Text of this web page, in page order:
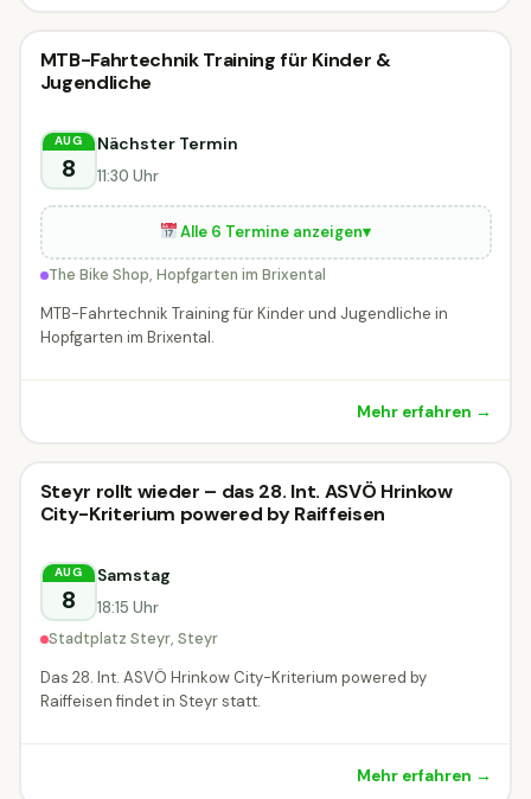
Radveranstaltung
Radveranstaltung
MTB-Fahrtechnik Training für Kinder &
Jugendliche
AUG
8
Nächster Termin
11:30 Uhr
Alle 6 Termine anzeigen▾
The Bike Shop, Hopfgarten im Brixental
MTB-Fahrtechnik Training für Kinder und Jugendliche in
Hopfgarten im Brixental.
Mehr erfahren →
Radveranstaltung
Radveranstaltung MORGEN
Steyr rollt wieder – das 28. Int. ASVÖ Hrinkow
City-Kriterium powered by Raiffeisen
AUG
8
Samstag
18:15 Uhr
Stadtplatz Steyr, Steyr
Das 28. Int. ASVÖ Hrinkow City-Kriterium powered by
Raiffeisen findet in Steyr statt.
Mehr erfahren →